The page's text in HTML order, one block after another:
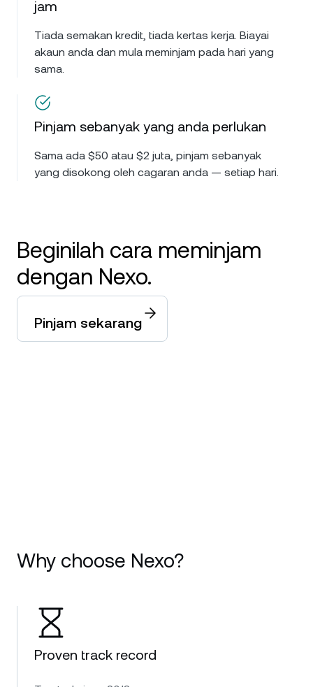
jam
Tiada semakan kredit, tiada kertas kerja. Biayai
akaun anda dan mula meminjam pada hari yang
sama.
Pinjam sebanyak yang anda perlukan
Sama ada $50 atau $2 juta, pinjam sebanyak
yang disokong oleh cagaran anda — setiap hari.
Beginilah cara meminjam
dengan Nexo.
Pinjam sekarang
Why choose Nexo?
Proven track record